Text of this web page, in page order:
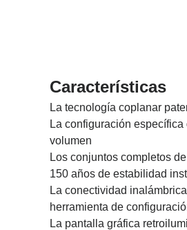
Características
La tecnología coplanar
La configuración
volumen
Los conjuntos completos
150 años de estabilidad
La conectividad
herramienta de
La pantalla gráfica